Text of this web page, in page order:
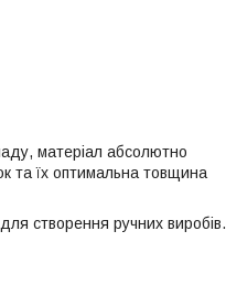
матеріал абсолютно
та їх оптимальна товщина
створення ручних виробів.